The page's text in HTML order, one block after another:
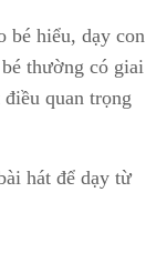
bé hiểu, dạy con
thường có giai
quan trọng
hát để dạy từ